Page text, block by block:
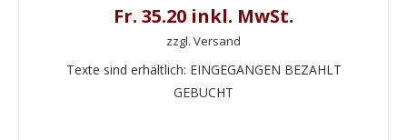
Fr. 35.20 inkl. MwSt.
zzgl. Versand
Texte sind erhältlich: EINGEGANGEN BEZAHLT
GEBUCHT